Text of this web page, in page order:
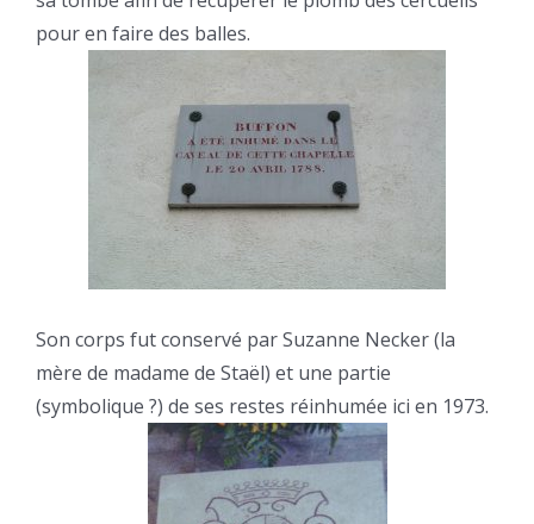
pour en faire des balles.
Son corps fut conservé par Suzanne Necker (la
mère de madame de Staël) et une partie
(symbolique ?) de ses restes réinhumée ici en 1973.